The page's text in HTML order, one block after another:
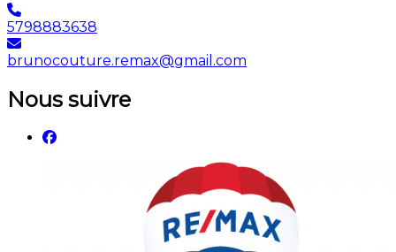
5798883638
brunocouture.remax@gmail.com
Nous suivre